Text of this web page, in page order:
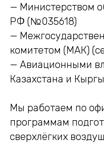
— Министерством
РФ (№035618)
—
комитетом (МАК)
— Авиационными
Казахстана и
Мы работаем по
программам
сверхлёгких